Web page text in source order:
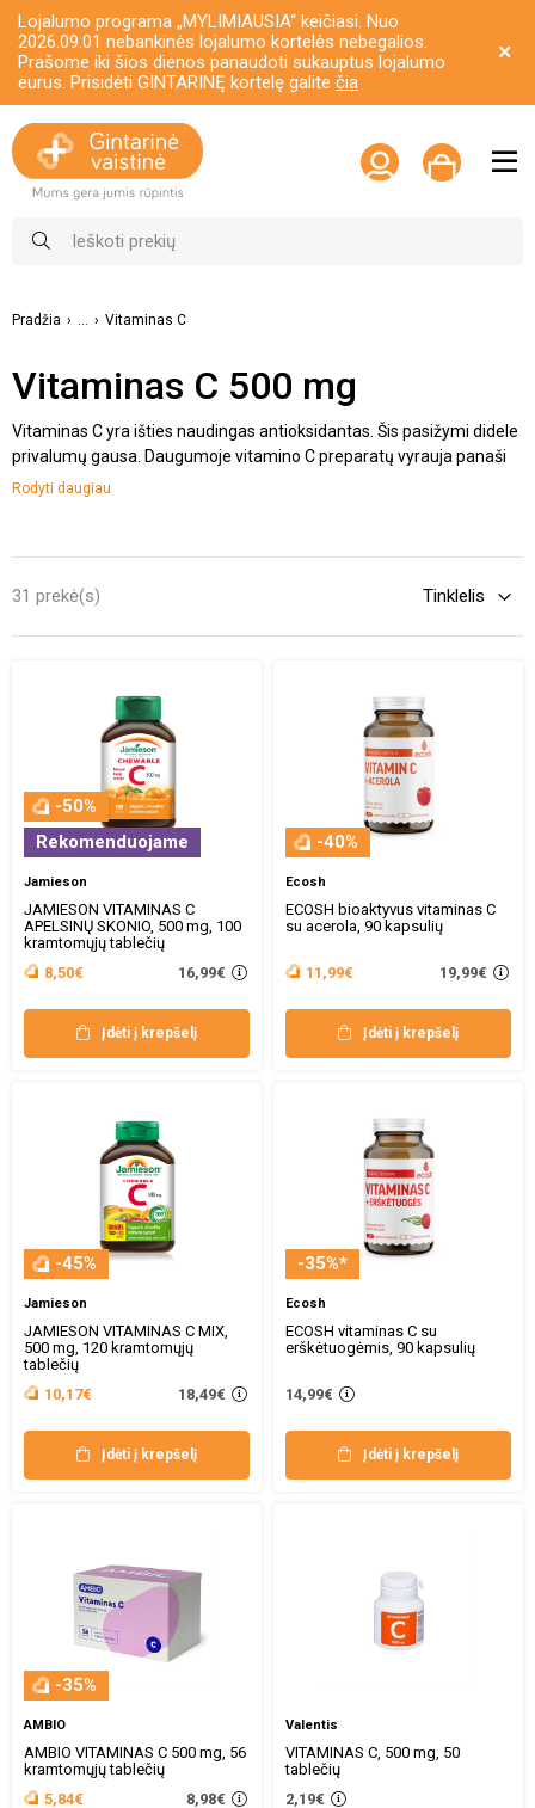
Lojalumo programa „MYLIMIAUSIA“ keičiasi. Nuo
2026.09.01 nebankinės lojalumo kortelės nebegalios.
Prašome iki šios dienos panaudoti sukauptus lojalumo
eurus. Prisidėti GINTARINĘ kortelę galite čia
Pradžia ... Vitaminas C
Vitaminas C 500 mg
Vitaminas C yra išties naudingas antioksidantas. Šis pasižymi didele
privalumų gausa. Daugumoje vitamino C preparatų vyrauja panaši
dozė – 500 mg per vieną vienetą (tabletę, kapsulę ir panašiai). Visgi,
Rodyti daugiau
31 prekė(s)
-50%
Rekomenduojame
Jamieson
JAMIESON VITAMINAS C
APELSINŲ SKONIO, 500 mg, 100
kramtomųjų tablečių
8,50€
16,99€
Įdėti į krepšelį
-40%
Ecosh
ECOSH bioaktyvus vitaminas C
su acerola, 90 kapsulių
11,99€ 19,99€
Įdėti į krepšelį
-45%
Jamieson
JAMIESON VITAMINAS C MIX,
500 mg, 120 kramtomųjų
tablečių
10,17€
18,49€
Įdėti į krepšelį
-35%*
Ecosh
ECOSH vitaminas C su
erškėtuogėmis, 90 kapsulių
14,99€
Įdėti į krepšelį
-35%
AMBIO
AMBIO VITAMINAS C 500 mg, 56
kramtomųjų tablečių
5,84€
8,98€
Valentis
VITAMINAS C, 500 mg, 50
tablečių
2,19€